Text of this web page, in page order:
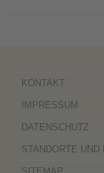
KONTAKT
IMPRESSUM
DATENSCHUTZ
STANDORTE UND